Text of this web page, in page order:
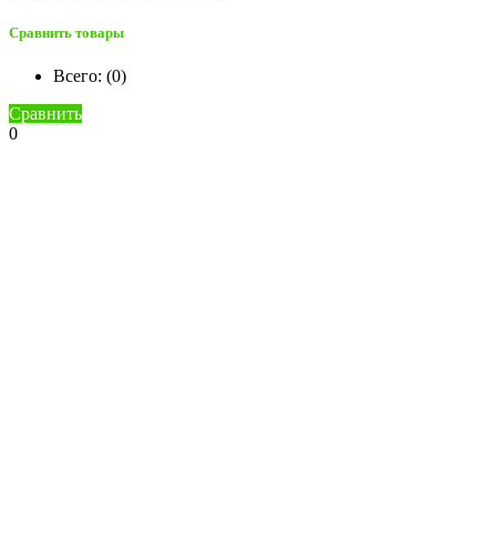
Сравнить товары
Всего: (0)
Сравнить
0